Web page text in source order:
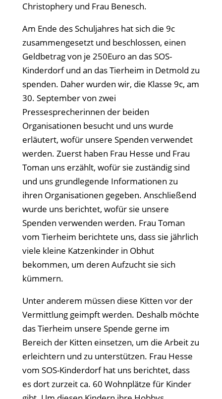
Christophery und Frau Benesch.
Am Ende des Schuljahres hat sich die 9c
zusammengesetzt und beschlossen, einen
Geldbetrag von je 250Euro an das SOS-
Kinderdorf und an das Tierheim in Detmold zu
spenden. Daher wurden wir, die Klasse 9c, am
30. September von zwei
Pressesprecherinnen der beiden
Organisationen besucht und uns wurde
erläutert, wofür unsere Spenden verwendet
werden. Zuerst haben Frau Hesse und Frau
Toman uns erzählt, wofür sie zuständig sind
und uns grundlegende Informationen zu
ihren Organisationen gegeben. Anschließend
wurde uns berichtet, wofür sie unsere
Spenden verwenden werden. Frau Toman
vom Tierheim berichtete uns, dass sie jährlich
viele kleine Katzenkinder in Obhut
bekommen, um deren Aufzucht sie sich
kümmern.
Unter anderem müssen diese Kitten vor der
Vermittlung geimpft werden. Deshalb möchte
das Tierheim unsere Spende gerne im
Bereich der Kitten einsetzen, um die Arbeit zu
erleichtern und zu unterstützen. Frau Hesse
vom SOS-Kinderdorf hat uns berichtet, dass
es dort zurzeit ca. 60 Wohnplätze für Kinder